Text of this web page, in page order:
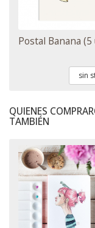
Postal Banana (5
sin
QUIENES
TAMBIÉN